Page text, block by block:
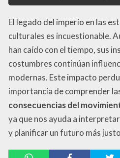
El legado del imperio en las
culturales es incuestionable.
han caído con el tiempo, sus
costumbres continúan
modernas. Este impacto
importancia de comprender
consecuencias del
ya que nos ayuda a
y planificar un futuro más